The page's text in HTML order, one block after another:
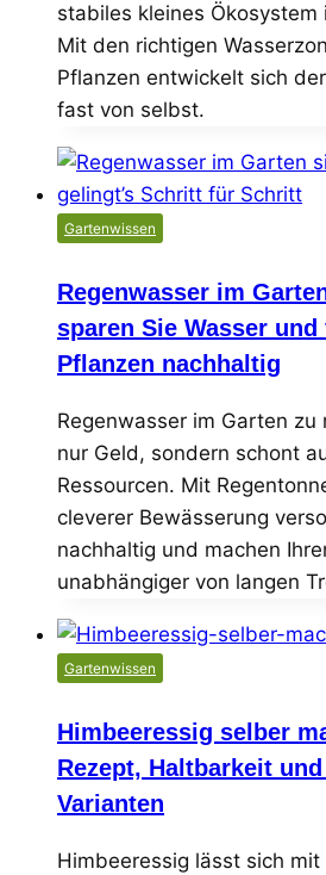
stabiles kleines
Mit den richtigen
Pflanzen entwickelt sich
fast von selbst.
Gartenwissen
Regenwasser im
sparen Sie Wasser und
Pflanzen nachhaltig
Regenwasser im Garten
nur Geld, sondern schont
Ressourcen. Mit
cleverer Bewässerung
nachhaltig und machen
unabhängiger von langen
Gartenwissen
Himbeeressig selber
Rezept, Haltbarkeit
Varianten
Himbeeressig lässt sich